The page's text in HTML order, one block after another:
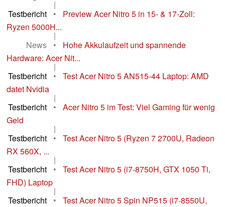
|
Testbericht
•
Preview Acer Nitro 5 in 15- & 17-Zoll:
Ryzen 5000H...
|
News
•
Hohe Akkulaufzeit und spannende
Hardware: Acer Nit...
|
Testbericht
•
Test Acer Nitro 5 AN515-44 Laptop: AMD
datet Nvidia
|
Testbericht
•
Acer Nitro 5 im Test: Viel Gaming für wenig
Geld
|
Testbericht
•
Test Acer Nitro 5 (Ryzen 7 2700U, Radeon
RX 560X, ...
|
Testbericht
•
Test Acer Nitro 5 (i7-8750H, GTX 1050 Ti,
FHD) Laptop
|
Testbericht
•
Test Acer Nitro 5 Spin NP515 (i7-8550U,